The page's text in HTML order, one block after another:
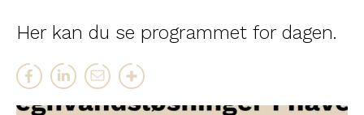
Her kan du se programmet for dagen.